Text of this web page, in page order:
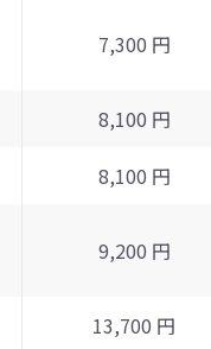
7,300 円
8,100 円
8,100 円
9,200 円
13,700 円